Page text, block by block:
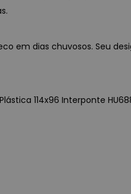
em dias chuvosos. Seu
114x96 Interponte